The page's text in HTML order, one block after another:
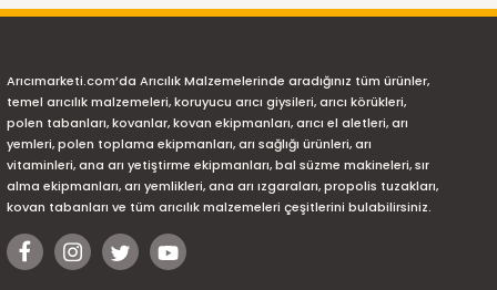
Arıcımarketi.com’da Arıcılık Malzemelerinde aradığınız tüm ürünler,
temel arıcılık malzemeleri, koruyucu arıcı giysileri, arıcı körükleri,
polen tabanları, kovanlar, kovan ekipmanları, arıcı el aletleri, arı
yemleri, polen toplama ekipmanları, arı sağlığı ürünleri, arı
vitaminleri, ana arı yetiştirme ekipmanları, bal süzme makineleri, sır
alma ekipmanları, arı yemlikleri, ana arı ızgaraları, propolis tuzakları,
kovan tabanları ve tüm arıcılık malzemeleri çeşitlerini bulabilirsiniz.